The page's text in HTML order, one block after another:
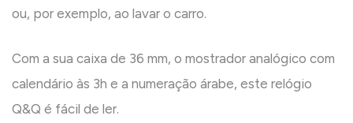
ou, por exemplo, ao lavar o carro.
Com a sua caixa de 36 mm, o mostrador analógico com
calendário às 3h e a numeração árabe, este relógio
Q&Q é fácil de ler.